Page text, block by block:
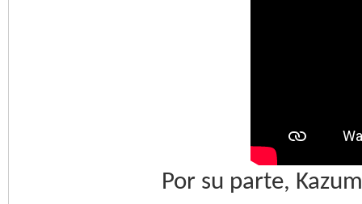
Por su parte,